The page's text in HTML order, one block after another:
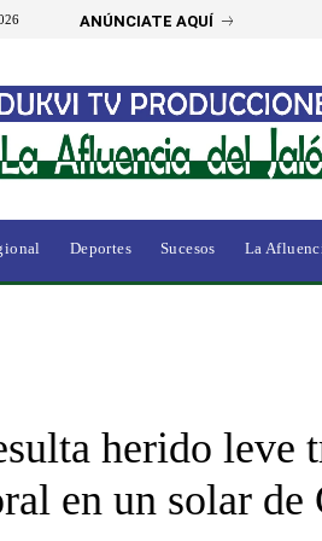
ANÚNCIATE AQUÍ
Deportes Sucesos La
herido leve
en un solar